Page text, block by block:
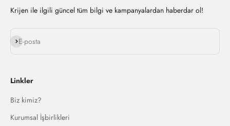
Krijen ile ilgili güncel tüm bilgi ve kampanyalardan haberdar ol!
E-posta
Abone ol
Linkler
Biz kimiz?
Kurumsal İşbirlikleri